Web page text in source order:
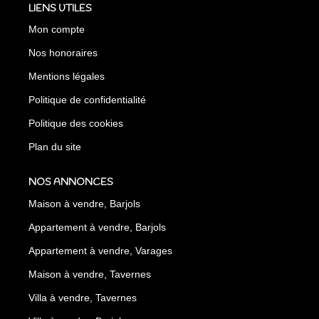
LIENS UTILES
Mon compte
Nos honoraires
Mentions légales
Politique de confidentialité
Politique des cookies
Plan du site
NOS ANNONCES
Maison à vendre, Barjols
Appartement à vendre, Barjols
Appartement à vendre, Varages
Maison à vendre, Tavernes
Villa à vendre, Tavernes